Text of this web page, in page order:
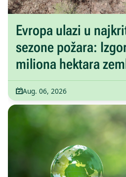
Evropa ulazi u
sezone požara:
miliona hektara
Aug. 06, 2026